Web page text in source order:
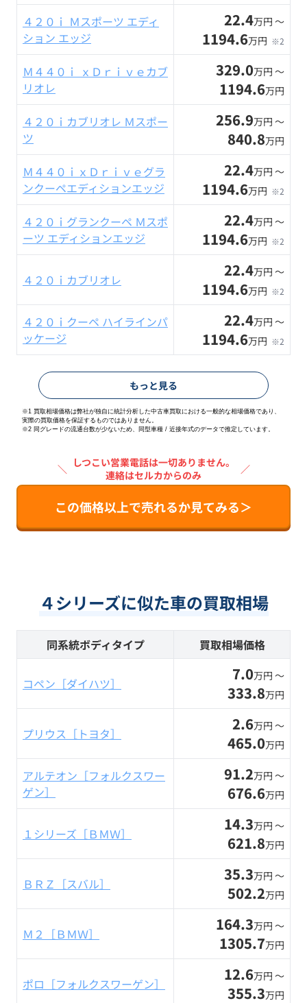
４２０ｉ Ｍスポーツ エディ
ション エッジ
22.4万円 〜
1194.6万円 ※2
Ｍ４４０ｉ ｘＤｒｉｖｅカブ
リオレ
329.0万円 〜
1194.6万円
４２０ｉカブリオレ Ｍスポー
ツ
256.9万円 〜
840.8万円
Ｍ４４０ｉｘＤｒｉｖｅグラ
ンクーペエディションエッジ
22.4万円 〜
1194.6万円 ※2
４２０ｉグランクーペ Ｍスポ
ーツ エディションエッジ
22.4万円 〜
1194.6万円 ※2
４２０ｉカブリオレ 22.4万円 〜
1194.6万円 ※2
４２０ｉクーペ ハイラインパ
ッケージ
22.4万円 〜
1194.6万円 ※2
もっと見る
※1 買取相場価格は弊社が独自に統計分析した中古車買取における一般的な相場価格であり、
実際の買取価格を保証するものではありません。
※2 同グレードの流通台数が少ないため、同型車種 / 近接年式のデータで推定しています。
＼ しつこい営業電話は一切ありません。
連絡はセルカからのみ
／
この価格以上で売れるか見てみる＞
４シリーズに似た車の買取相場
同系統ボディタイプ 買取相場価格
コペン［ダイハツ］ 7.0万円 〜
333.8万円
プリウス［トヨタ］ 2.6万円 〜
465.0万円
アルテオン［フォルクスワー
ゲン］
91.2万円 〜
676.6万円
１シリーズ［ＢＭＷ］ 14.3万円 〜
621.8万円
ＢＲＺ［スバル］ 35.3万円 〜
502.2万円
Ｍ２［ＢＭＷ］ 164.3万円 〜
1305.7万円
ポロ［フォルクスワーゲン］ 12.6万円 〜
355.3万円